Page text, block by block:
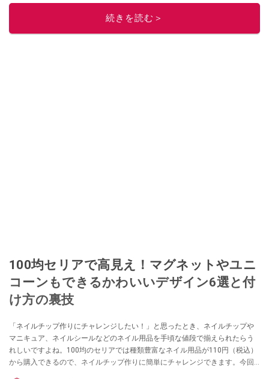
続きを読む＞
100均セリアで高見え！マグネットやユニ
コーンもできるかわいいデザイン6選と付
け方の裏技
「ネイルチップ作りにチャレンジしたい！」と思ったとき、ネイルチップや
マニキュア、ネイルシールなどのネイル用品を手頃な値段で揃えられたらう
れしいですよね。100均のセリアでは種類豊富なネイル用品が110円（税込）
から購入できるので、ネイルチップ作りに簡単にチャレンジできます。今回